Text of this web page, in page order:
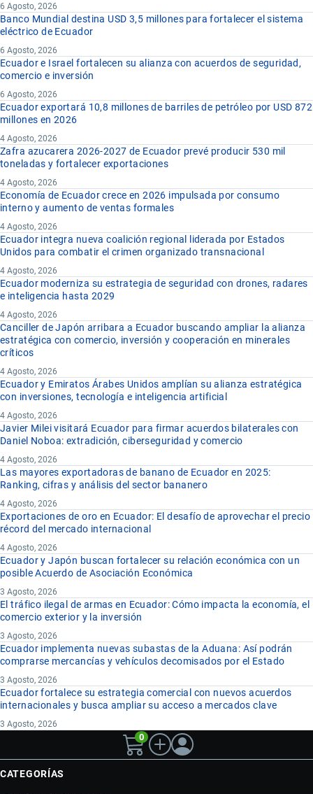
6 Agosto, 2026
Banco Mundial destina USD 3,5 millones para fortalecer el sistema
eléctrico de Ecuador
6 Agosto, 2026
Ecuador e Israel fortalecen su alianza con acuerdos de seguridad,
comercio e inversión
6 Agosto, 2026
Ecuador exportará 10,8 millones de barriles de petróleo por USD 872
millones en 2026
4 Agosto, 2026
Zafra azucarera 2026-2027 de Ecuador prevé producir 530 mil
toneladas y fortalecer exportaciones
4 Agosto, 2026
Economía de Ecuador crece en 2026 impulsada por consumo
interno y aumento de ventas formales
4 Agosto, 2026
Ecuador integra nueva coalición regional liderada por Estados
Unidos para combatir el crimen organizado transnacional
4 Agosto, 2026
Ecuador moderniza su estrategia de seguridad con drones, radares
e inteligencia hasta 2029
4 Agosto, 2026
Canciller de Japón arribara a Ecuador buscando ampliar la alianza
estratégica con comercio, inversión y cooperación en minerales
críticos
4 Agosto, 2026
Ecuador y Emiratos Árabes Unidos amplían su alianza estratégica
con inversiones, tecnología e inteligencia artificial
4 Agosto, 2026
Javier Milei visitará Ecuador para firmar acuerdos bilaterales con
Daniel Noboa: extradición, ciberseguridad y comercio
4 Agosto, 2026
Las mayores exportadoras de banano de Ecuador en 2025:
Ranking, cifras y análisis del sector bananero
4 Agosto, 2026
Exportaciones de oro en Ecuador: El desafío de aprovechar el precio
récord del mercado internacional
4 Agosto, 2026
Ecuador y Japón buscan fortalecer su relación económica con un
posible Acuerdo de Asociación Económica
3 Agosto, 2026
El tráfico ilegal de armas en Ecuador: Cómo impacta la economía, el
comercio exterior y la inversión
3 Agosto, 2026
Ecuador implementa nuevas subastas de la Aduana: Así podrán
comprarse mercancías y vehículos decomisados por el Estado
3 Agosto, 2026
Ecuador fortalece su estrategia comercial con nuevos acuerdos
internacionales y busca ampliar su acceso a mercados clave
3 Agosto, 2026
0
CATEGORÍAS